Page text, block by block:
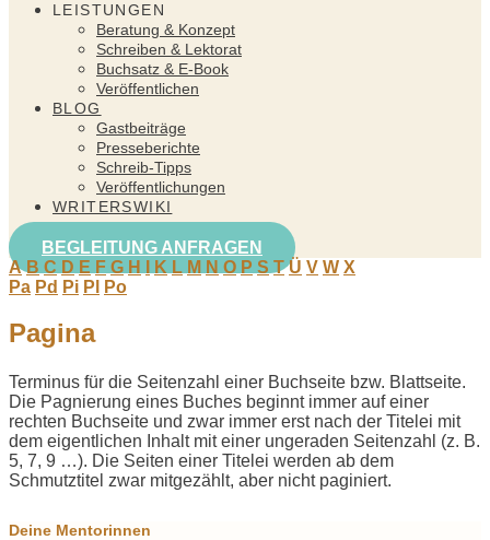
LEISTUNGEN
Beratung & Konzept
Schreiben & Lektorat
Buchsatz & E-Book
Veröffentlichen
BLOG
Gastbeiträge
Presseberichte
Schreib-Tipps
Veröffentlichungen
WRITERSWIKI
BEGLEITUNG ANFRAGEN
A B C D E F G H K L M N O P S T Ü V W X
Pa Pd Pi Pl Po
Pagina
Terminus für die Seitenzahl einer Buchseite bzw. Blattseite.
Die Pagnierung eines Buches beginnt immer auf einer
rechten Buchseite und zwar immer erst nach der Titelei mit
dem eigentlichen Inhalt mit einer ungeraden Seitenzahl (z. B.
5, 7, 9 …). Die Seiten einer Titelei werden ab dem
Schmutztitel zwar mitgezählt, aber nicht paginiert.
Deine Mentorinnen